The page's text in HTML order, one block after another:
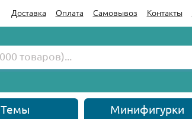
Доставка Оплата Самовывоз Контакты
Темы Минифигурки